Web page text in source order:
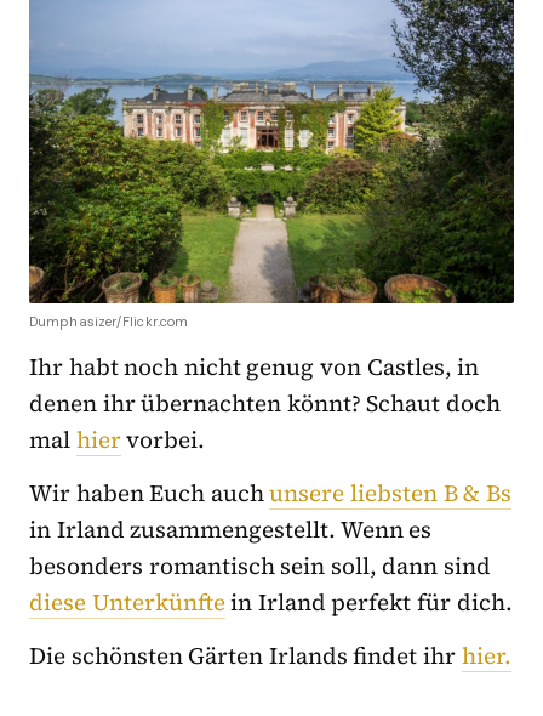
Dumphasizer/Flickr.com
Ihr habt noch nicht genug von Castles, in
denen ihr übernachten könnt? Schaut doch
malhiervorbei.
Wir haben Euch auchunsere liebsten B & Bs
in Irland zusammengestellt. Wenn es
besonders romantisch sein soll, dann sind
diese Unterkünftein Irland perfekt für dich.
Die schönsten Gärten Irlands findet ihrhier.